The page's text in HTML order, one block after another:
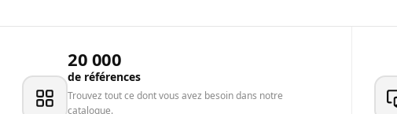
20 000
de références
Trouvez tout ce dont vous avez besoin dans notre
catalogue.